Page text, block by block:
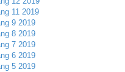
11 2019
9 2019
8 2019
7 2019
6 2019
5 2019